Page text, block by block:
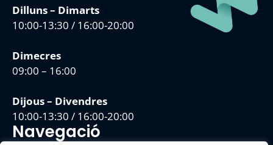
Dilluns – Dimarts
10:00-13:30 / 16:00-20:00
Dimecres
09:00 – 16:00
Dijous – Divendres
10:00-13:30 / 16:00-20:00
Navegació